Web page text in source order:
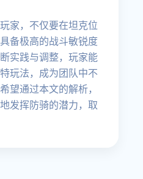
家，不仅要在坦克位
备极高的战斗敏锐度
实践与调整，玩家能
玩法，成为团队中不
望通过本文的解析，
发挥防骑的潜力，取